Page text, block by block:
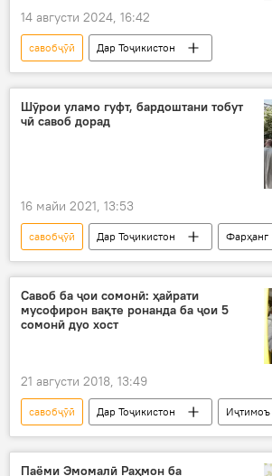
14 августи 2024, 16:42
савобҷӯӣ
Дар Тоҷикистон
Саидмукаррам Абдулқодирзода
Шӯрои уламо
Дин ва оин Ҳаҷ
Шӯрои уламо гуфт, бардоштани тобут
чӣ савоб дорад
16 майи 2021, 13:53
савобҷӯӣ Дар Тоҷикистон
Фарҳанг
ҷаноза
қабр
Савоб ба ҷои сомонӣ: ҳайрати
мусофирон вақте ронанда ба ҷои 5
сомонӣ дуо хост
21 августи 2018, 13:49
савобҷӯӣ Дар Тоҷикистон
Иҷтимоъ
мусофирбарӣ
ройгон Суғд
Паёми Эмомалӣ Раҳмон ба